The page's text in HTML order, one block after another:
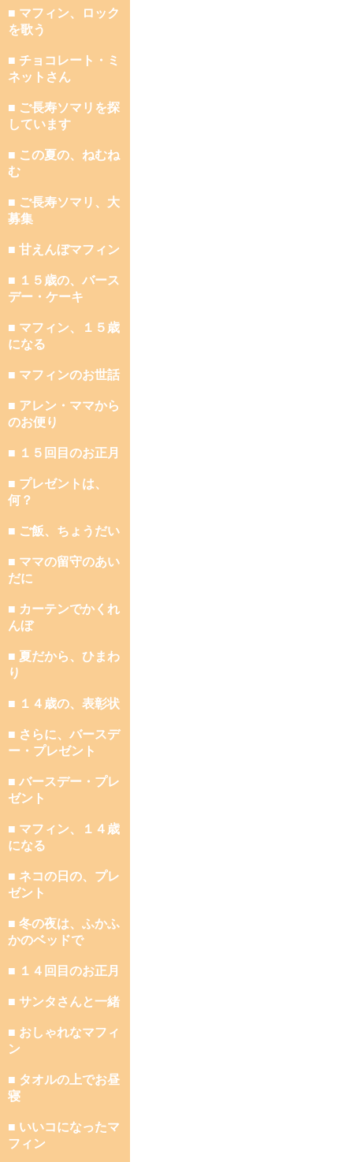
■ マフィン、ロック
を歌う
■ チョコレート・ミ
ネットさん
■ ご長寿ソマリを探
しています
■ この夏の、ねむね
む
■ ご長寿ソマリ、大
募集
■ 甘えんぼマフィン
■ １５歳の、バース
デー・ケーキ
■ マフィン、１５歳
になる
■ マフィンのお世話
■ アレン・ママから
のお便り
■ １５回目のお正月
■ プレゼントは、
何？
■ ご飯、ちょうだい
■ ママの留守のあい
だに
■ カーテンでかくれ
んぼ
■ 夏だから、ひまわ
り
■ １４歳の、表彰状
■ さらに、バースデ
ー・プレゼント
■ バースデー・プレ
ゼント
■ マフィン、１４歳
になる
■ ネコの日の、プレ
ゼント
■ 冬の夜は、ふかふ
かのベッドで
■ １４回目のお正月
■ サンタさんと一緒
■ おしゃれなマフィ
ン
■ タオルの上でお昼
寝
■ いいコになったマ
フィン